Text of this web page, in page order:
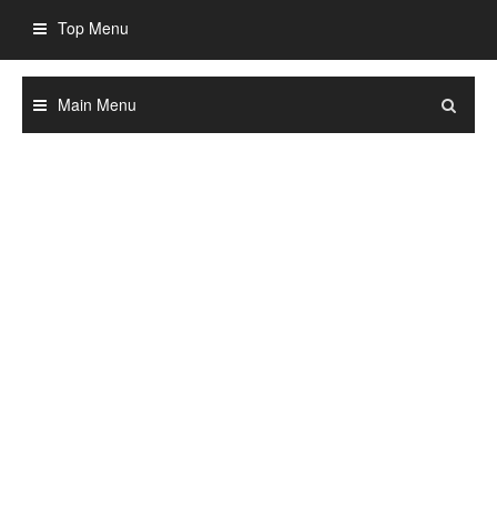
content
Top Menu
Main Menu